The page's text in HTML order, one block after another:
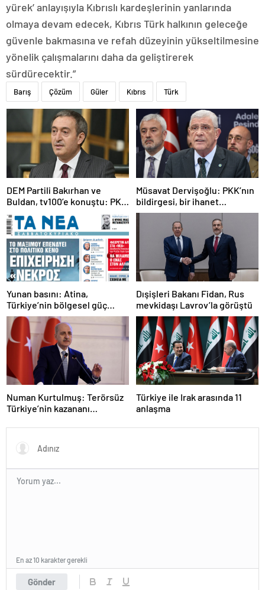
yürek’ anlayışıyla Kıbrıslı kardeşlerinin yanlarında
olmaya devam edecek, Kıbrıs Türk halkının geleceğe
güvenle bakmasına ve refah düzeyinin yükseltilmesine
yönelik çalışmalarını daha da geliştirerek
sürdürecektir.”
Barış Çözüm Güler Kıbrıs Türk
DEM Partili Bakırhan ve
Buldan, tv100’e konuştu: PKK
ne zaman kendini feshedecek
Müsavat Dervişoğlu: PKK’nın
bildirgesi, bir ihanet
açıklamasıdır
Yunan basını: Atina,
Türkiye’nin bölgesel güç
olmasını durduramadı
Dışişleri Bakanı Fidan, Rus
mevkidaşı Lavrov’la görüştü
Numan Kurtulmuş: Terörsüz
Türkiye’nin kazananı
Türkiye ile Irak arasında 11
anlaşma
Gönder
En az 10 karakter gerekli